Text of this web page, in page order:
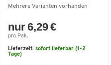
Mehrere Varianten vorhanden
nur 6,29 €
pro Pak.
Lieferzeit: sofort lieferbar (1-2
Tage)